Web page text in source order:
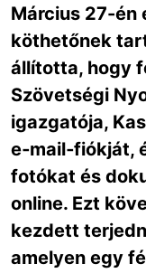
Március 27-én
köthetőnek
állította, hogy
Szövetségi
igazgatója,
e‑mail‑fiókját,
fotókat és
online. Ezt
kezdett
amelyen egy